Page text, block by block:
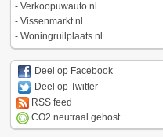
- Verkoopuwauto.nl
- Vissenmarkt.nl
- Woningruilplaats.nl
Deel op Facebook
Deel op Twitter
RSS feed
CO2 neutraal gehost